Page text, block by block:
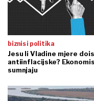
biznis i politika
Jesu li Vladine mjere
antiinflacijske?
sumnjaju